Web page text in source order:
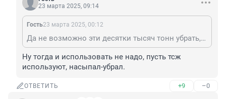
23 марта 2025, 09:14
Гость23 марта 2025, 00:12
Да не возможно эти десятки тысяч тонн убрать, как вы понять не можете!
Ну тогда и использовать не надо, пусть тсж
используют, насыпал-убрал.
ОТВЕТИТЬ +9 –0